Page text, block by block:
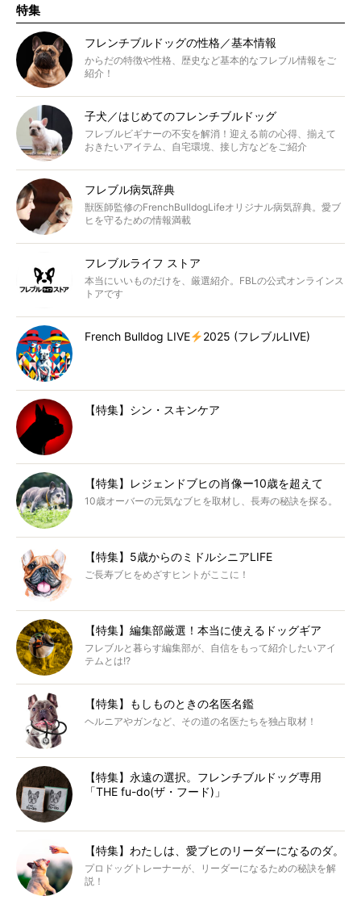
特集
フレンチブルドッグの性格／基本情報
からだの特徴や性格、歴史など基本的なフレブル情報をご
紹介！
子犬／はじめてのフレンチブルドッグ
フレブルビギナーの不安を解消！迎える前の心得、揃えて
おきたいアイテム、自宅環境、接し方などをご紹介
フレブル病気辞典
獣医師監修のFrenchBulldogLifeオリジナル病気辞典。愛ブ
ヒを守るための情報満載
フレブルライフ ストア
本当にいいものだけを、厳選紹介。FBLの公式オンラインス
トアです
French Bulldog LIVE 2025 (フレブルLIVE)
【特集】シン・スキンケア
【特集】レジェンドブヒの肖像ー10歳を超えて
10歳オーバーの元気なブヒを取材し、長寿の秘訣を探る。
【特集】5歳からのミドルシニアLIFE
ご長寿ブヒをめざすヒントがここに！
【特集】編集部厳選！本当に使えるドッグギア
フレブルと暮らす編集部が、自信をもって紹介したいアイ
テムとは!?
【特集】もしものときの名医名鑑
ヘルニアやガンなど、その道の名医たちを独占取材！
【特集】永遠の選択。フレンチブルドッグ専用
「THE fu-do(ザ・フード)」
【特集】わたしは、愛ブヒのリーダーになるのダ。
プロドッグトレーナーが、リーダーになるための秘訣を解
説！